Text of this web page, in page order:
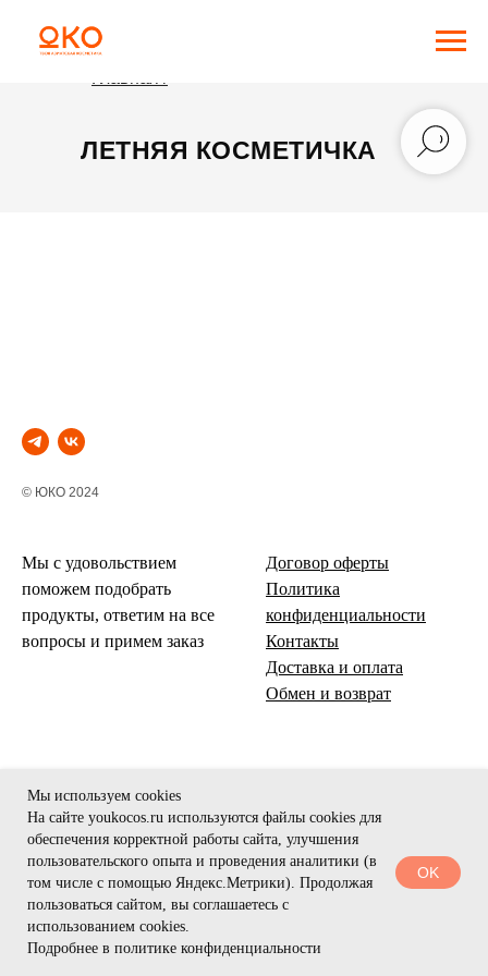
Мы используем cookies
На сайте youkocos.ru используются файлы cookies для
обеспечения корректной работы сайта, улучшения
пользовательского опыта и проведения аналитики (в
том числе с помощью Яндекс.Метрики). Продолжая
пользоваться сайтом, вы соглашаетесь с
использованием cookies.
Подробнее в политике конфиденциальности
OK
ЛЕТНЯЯ КОСМЕТИЧКА
© ЮКО 2024
Мы с удовольствием
поможем подобрать
продукты, ответим на все
вопросы и примем заказ
Договор оферты
Политика
конфиденциальности
Контакты
Доставка и оплата
Обмен и возврат